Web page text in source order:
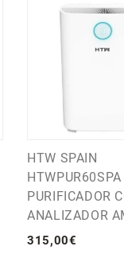
HTW SPAIN
HTWPUR60SPA
PURIFICADOR
ANALIZADOR
315,00€